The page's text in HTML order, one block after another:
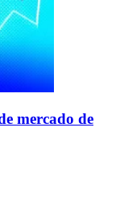
mercado de